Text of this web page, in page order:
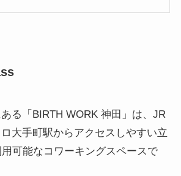
る「BIRTH WORK 神田」は、JR
大手町駅からアクセスしやすい立
可能なコワーキングスペースで